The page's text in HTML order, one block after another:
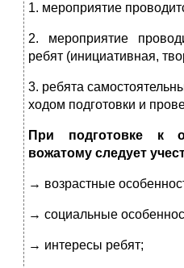
1. мероприятие
2. мероприятие
ребят (инициативная,
3. ребята
ходом подготовки и
При подготовке к
вожатому следует
→ возрастные
→ социальные
→ интересы ребят;